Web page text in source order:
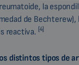
la
de
reactiva. [4]
distintos tipos de